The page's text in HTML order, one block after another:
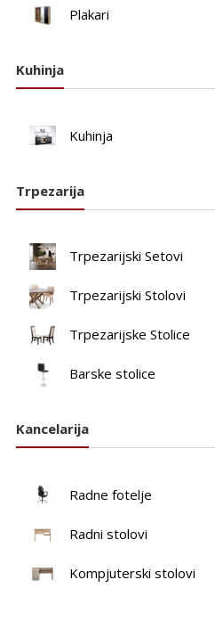
Plakari
Kuhinja
Kuhinja
Trpezarija
Trpezarijski Setovi
Trpezarijski Stolovi
Trpezarijske Stolice
Barske stolice
Kancelarija
Radne fotelje
Radni stolovi
Kompjuterski stolovi